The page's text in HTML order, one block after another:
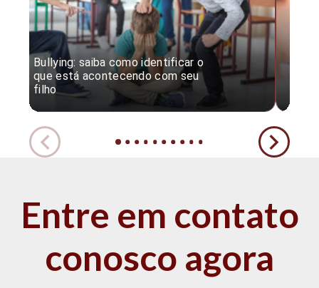
Bullying: saiba como identificar o
que está acontecendo com seu
filho
Entre em contato
conosco agora